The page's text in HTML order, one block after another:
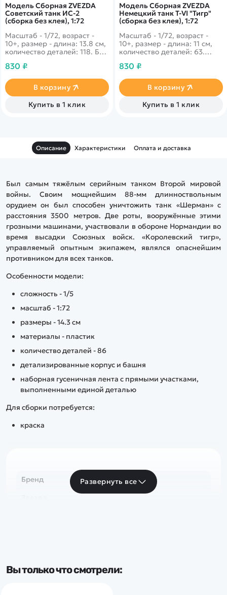
Модель Сборная ZVEZDA
Советский танк ИС-2
(сборка без клея), 1:72
Масштаб - 1/72, возраст -
10+, размер - длина: 13.8 см,
количество деталей: 118. Без
сказать, что этот
был одним из самых
опасных огневых орудий во
время Второй Мировой.
830 ₽
В корзину
Купить в 1 клик
Модель Сборная ZVEZDA
Немецкий танк Т-VI "Тигр"
(сборка без клея), 1:72
Масштаб - 1/72, возраст -
10+, размер - длина: 11 см,
количество деталей: 63.
этого небезызвестного танка
установить радиостанцию, а
также увеличить боевой
830 ₽
В корзину
Купить в 1 клик
Описание Характеристики Оплата и доставка
Был самым тяжёлым серийным танком Второй мировой
войны. Своим мощнейшим 88-мм длинноствольным
орудием он был способен уничтожить танк «Шерман» с
расстояния 3500 метров. Две роты, вооружённые этими
грозными машинами, участвовали в обороне Нормандии во
время высадки Союзных войск. «Королевский тигр»,
управляемый опытным экипажем, являлся опаснейшим
противником для всех танков.
Особенности модели:
сложность - 1/5
масштаб - 1:72
размеры - 14.3 см
материалы - пластик
количество деталей - 86
детализированные корпус и башня
наборная гусеничная лента с прямыми участками,
выполненными единой деталью
Для сборки потребуется:
краска
Бренд
Развернуть все
Вы только что смотрели: